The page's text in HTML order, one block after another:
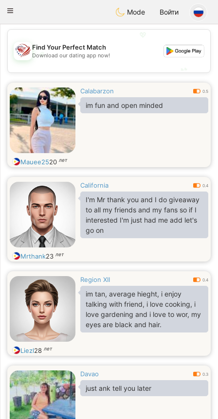
Dating
Toggle
Mode Войти
💖
💕
Find Your Perfect Match
Download our dating app now!
Calabarzon 0.5
im fun and open minded
Mauee2520 лет
California 0.4
I'm Mr thank you and I do giveaway
to all my friends and my fans so if I
interested I'm just had me add let's
go on
Mrthank23 лет
Region XII 0.4
im tan, average hieght, i enjoy
talking with friend, i love cooking, i
love gardening and i love to wor, my
eyes are black and hair.
Liezl28 лет
Davao 0.3
just ank tell you later